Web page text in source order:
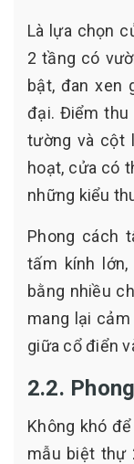
Là lựa chọn
2 tầng có
bật, đan xen
đại. Điểm thu
tường và cột
hoạt, cửa có
những kiểu
Phong cách
tấm kính
bằng nhiều
mang lại
giữa cổ điển
2.2.
Không khó
mẫu biệt thự